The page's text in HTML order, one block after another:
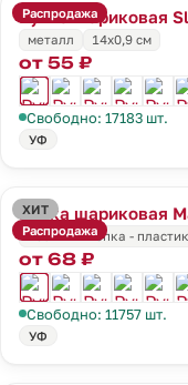
Распродажа
Ручка шариковая
металл
14х0,9 см
от 55 ₽
Свободно: 17183 шт.
УФ
ХИТ
Распродажа
Ручка шариковая
носик и кнопка - пластик
от 68 ₽
Свободно: 11757 шт.
УФ